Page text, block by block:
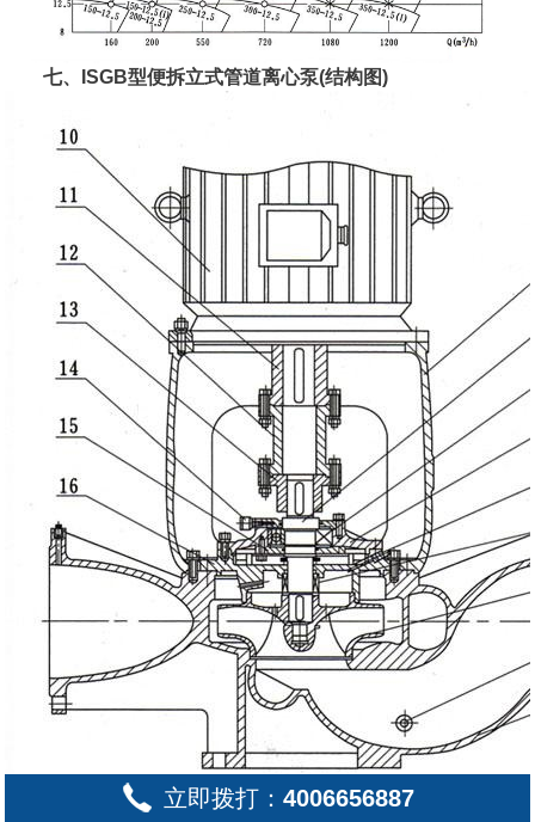
七、ISGB型便拆立式管道离心泵(结构图)
立即拨打： 4006656887